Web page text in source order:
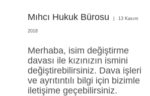
Mıhcı Hukuk Bürosu 13 Kasım
2018
Merhaba, isim değiştirme
davası ile kızınızın ismini
değiştirebilirsiniz. Dava işleri
ve ayrıtıntılı bilgi için bizimle
iletişime geçebilirsiniz.